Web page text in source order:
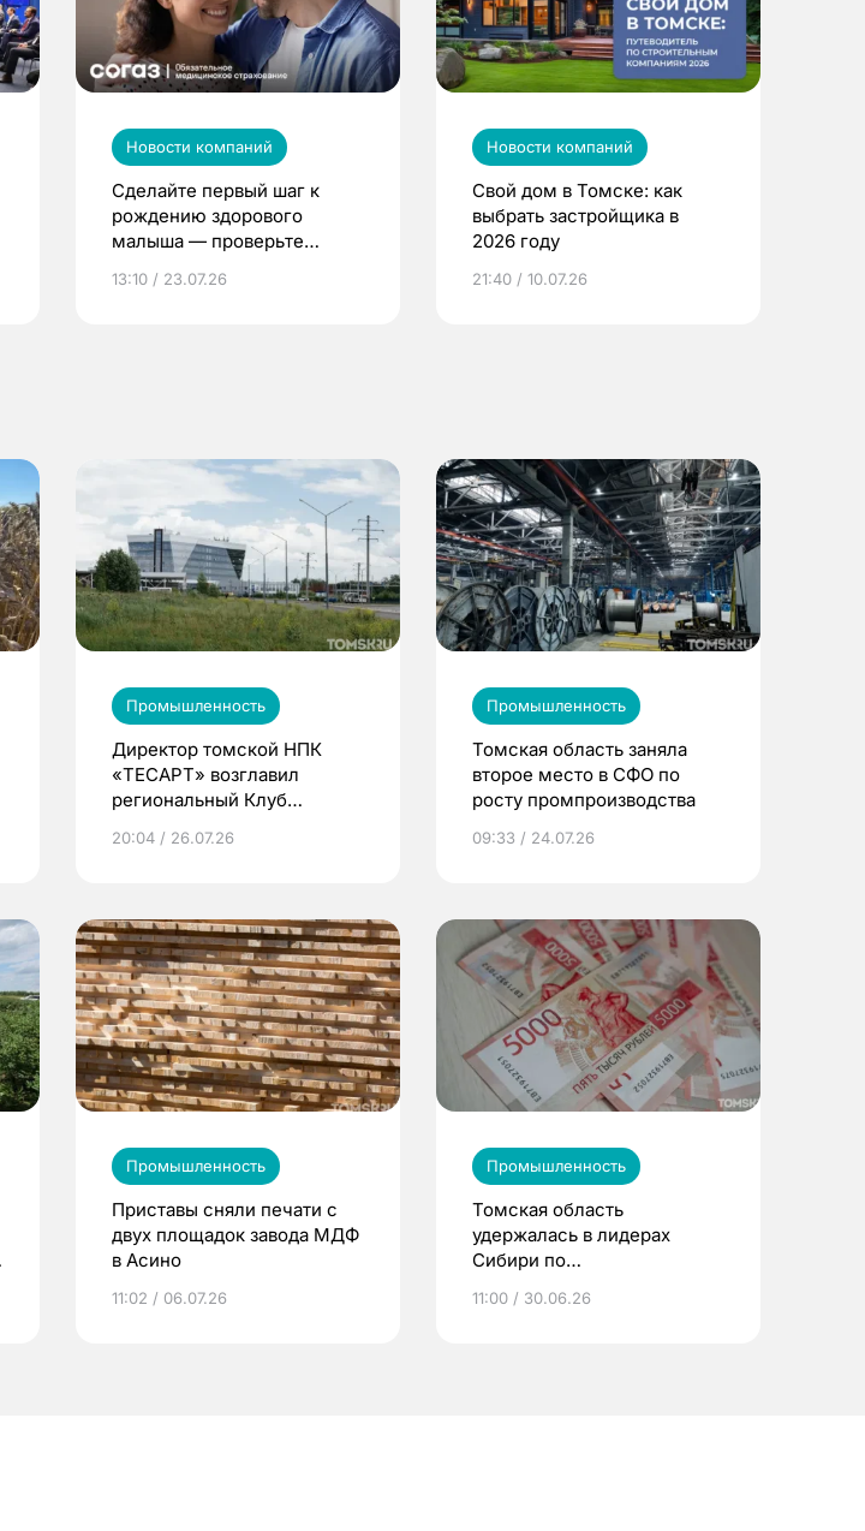
Новости компаний
Сделайте первый шаг к
рождению здорового
малыша — проверьте
по ОМС!
13:10 / 23.07.26
Новости компаний
Свой дом в Томске: как
выбрать застройщика в
2026 году
21:40 / 10.07.26
Промышленность
Директор томской НПК
«ТЕСАРТ» возглавил
региональный Клуб
20:04 / 26.07.26
Промышленность
Томская область заняла
второе место в СФО по
росту промпроизводства
09:33 / 24.07.26
Промышленность
Приставы сняли печати с
двух площадок завода МДФ
в Асино
11:02 / 06.07.26
Промышленность
Томская область
удержалась в лидерах
Сибири по
11:00 / 30.06.26